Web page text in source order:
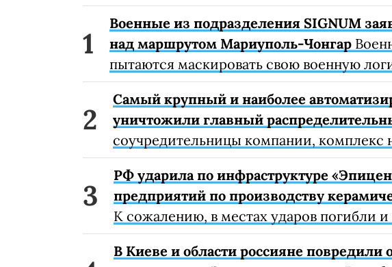
Военные из подразделения SIGNUM
над маршрутом Мариуполь-Чонгар
пытаются маскировать свою военную
Самый крупный и наиболее
уничтожили главный
соучредительницы компании, комплекс
РФ ударила по инфраструктуре
предприятий по производству
К сожалению, в местах ударов погибли
В Киеве и области россияне повредили